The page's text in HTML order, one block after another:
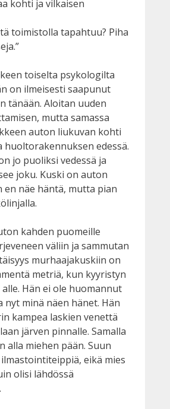
kohti ja vilkaisen
toimistolla tapahtuu? Piha
toiselta psykologilta
on ilmeisesti saapunut
tänään. Aloitan uuden
mutta samassa
auton liukuvan kohti
huoltorakennuksen edessä.
jo puoliksi vedessä ja
joku. Kuski on auton
en näe häntä, mutta pian
kahden puomeille
väliin ja sammutan
murhaajakuskiin on
metriä, kun kyyristyn
Hän ei ole huomannut
nyt minä näen hänet. Hän
kampea laskien venettä
järven pinnalle. Samalla
alla miehen pään. Suun
eikä mies
olisi lähdössä